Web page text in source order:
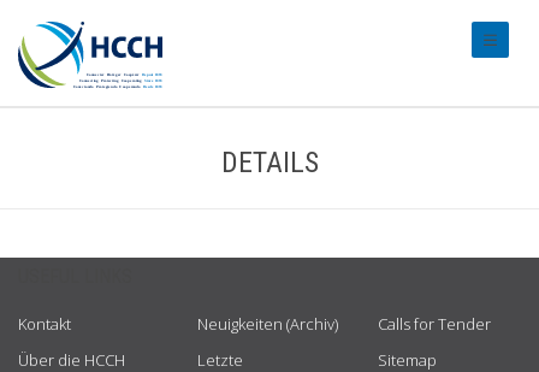
DETAILS
Kontakt
Über die HCCH
Neuigkeiten (Archiv)
Letzte
Calls for Tender
Sitemap